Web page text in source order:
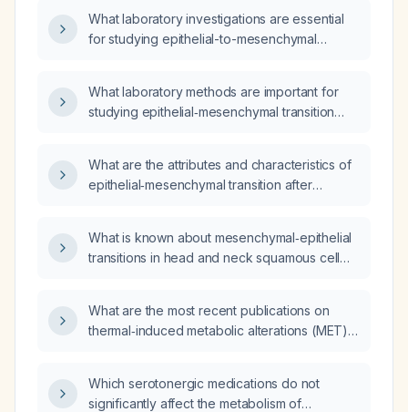
What laboratory investigations are essential
for studying epithelial-to-mesenchymal
epidermal growth factor receptor (EGFR)
activity in head-and-neck squamous cell
What laboratory methods are important for
studying epithelial‑mesenchymal transition
(EGFR) activity in head‑and‑neck squamous
cell carcinoma (HNSCC)?
What are the attributes and characteristics of
epithelial‑mesenchymal transition after
What is known about mesenchymal‑epithelial
transitions in head and neck squamous cell
What are the most recent publications on
thermal‑induced metabolic alterations (MET)
carcinoma (HNSCC)?
Which serotonergic medications do not
significantly affect the metabolism of